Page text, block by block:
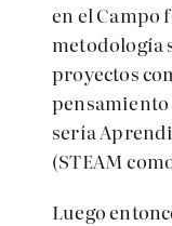
en el Campo
metodología
proyectos
sería
(STEAM
Luego